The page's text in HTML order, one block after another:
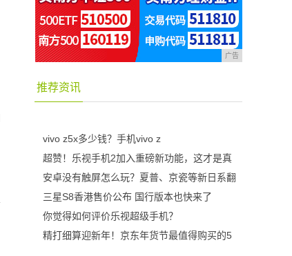
广告
推荐资讯
vivo z5x多少钱？手机vivo z
超赞！乐视手机2加入重磅新功能，这才是真
安卓没有触屏怎么玩？夏普、京瓷等新日系翻
三星S8香港售价公布 国行版本也快来了
你觉得如何评价乐视超级手机？
精打细算迎新年！京东年货节最值得购买的5